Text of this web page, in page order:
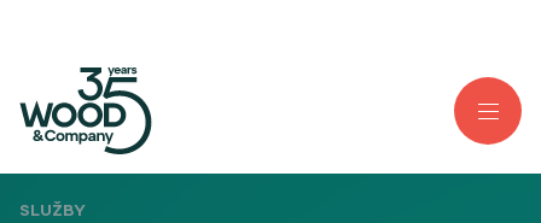
SLUŽBY